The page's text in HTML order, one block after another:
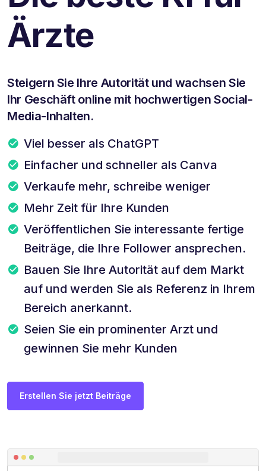
Ärzte
Steigern Sie Ihre Autorität und wachsen Sie
Ihr Geschäft online mit hochwertigen Social-
Media-Inhalten.
Viel besser als ChatGPT
Einfacher und schneller als Canva
Verkaufe mehr, schreibe weniger
Mehr Zeit für Ihre Kunden
Veröffentlichen Sie interessante fertige
Beiträge, die Ihre Follower ansprechen.
Bauen Sie Ihre Autorität auf dem Markt
auf und werden Sie als Referenz in Ihrem
Bereich anerkannt.
Seien Sie ein prominenter Arzt und
gewinnen Sie mehr Kunden
Erstellen Sie jetzt Beiträge